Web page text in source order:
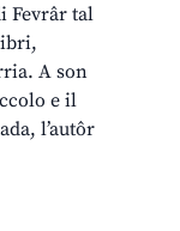
Fevrâr tal
A son
e il
l’autôr